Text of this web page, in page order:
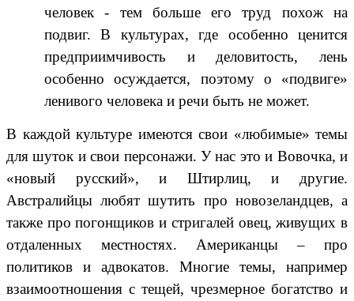
человек - тем больше его труд похож на
подвиг. В культурах, где особенно ценится
предприимчивость и деловитость, лень
особенно осуждается, поэтому о «подвиге»
ленивого человека и речи быть не может.
В каждой культуре имеются свои «любимые» темы
для шуток и свои персонажи. У нас это и Вовочка, и
«новый русский», и Штирлиц, и другие.
Австралийцы любят шутить про новозеландцев, а
также про погонщиков и стригалей овец, живущих в
отдаленных местностях. Американцы – про
политиков и адвокатов. Многие темы, например
взаимоотношения с тещей, чрезмерное богатство и